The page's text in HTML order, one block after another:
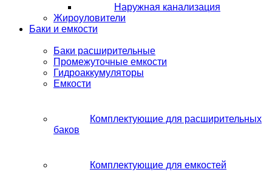
Наружная канализация
Жироуловители
Баки и емкости
Баки расширительные
Промежуточные емкости
Гидроаккумуляторы
Емкости
Комплектующие для расширительных
баков
Комплектующие для емкостей